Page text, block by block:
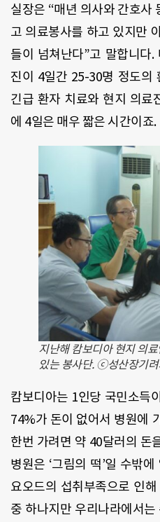
실장은 “매년 의사와 간호사
고 의료봉사를 하고 있지만
들이 넘쳐난다”고 말합니다
진이 4일간 25-30명 정도의
긴급 환자 치료와 현지 의료
에 4일은 매우 짧은 시간이죠.
지난해 캄보디아 현지 의
있는 봉사단. ⓒ성산장기
캄보디아는 1인당 국민소득
74%가 돈이 없어서 병원에
한번 가려면 약 40달러의 돈
병원은 ‘그림의 떡’일 수밖
요오드의 섭취부족으로 인
중 하나지만 우리나라에서